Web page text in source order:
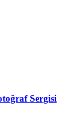
Sergisi